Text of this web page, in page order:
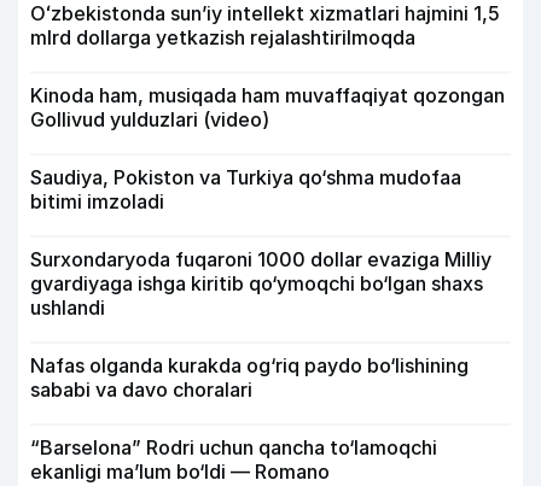
Oʻzbekistonda sunʼiy intellekt xizmatlari hajmini 1,5
mlrd dollarga yetkazish rejalashtirilmoqda
Kinoda ham, musiqada ham muvaffaqiyat qozongan
Gollivud yulduzlari (video)
Saudiya, Pokiston va Turkiya qo‘shma mudofaa
bitimi imzoladi
Surxondaryoda fuqaroni 1000 dollar evaziga Milliy
gvardiyaga ishga kiritib qo‘ymoqchi bo‘lgan shaxs
ushlandi
Nafas olganda kurakda og‘riq paydo bo‘lishining
sababi va davo choralari
“Barselona” Rodri uchun qancha to‘lamoqchi
ekanligi ma’lum bo‘ldi — Romano